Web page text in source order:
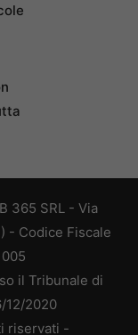
365 SRL - Via
- Codice Fiscale
il Tribunale di
12/2020
riservati -